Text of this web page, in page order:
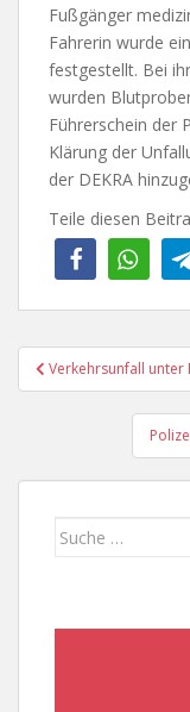
Fußgänger
Fahrerin wurde
festgestellt. Bei
wurden
Führerschein der
Klärung der
der DEKRA
Teile diesen
Verkehrsunfall unter
Suche